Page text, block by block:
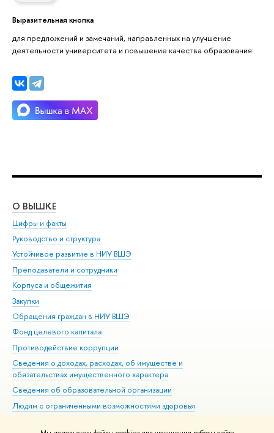
Выразительная кнопка
для предложений и замечаний, направленных на улучшение
деятельности университета и повышение качества образования
О ВЫШКЕ
Цифры и факты
Руководство и структура
Устойчивое развитие в НИУ ВШЭ
Преподаватели и сотрудники
Корпуса и общежития
Закупки
Обращения граждан в НИУ ВШЭ
Фонд целевого капитала
Противодействие коррупции
Сведения о доходах, расходах, об имуществе и
обязательствах имущественного характера
Сведения об образовательной организации
Людям с ограниченными возможностями здоровья